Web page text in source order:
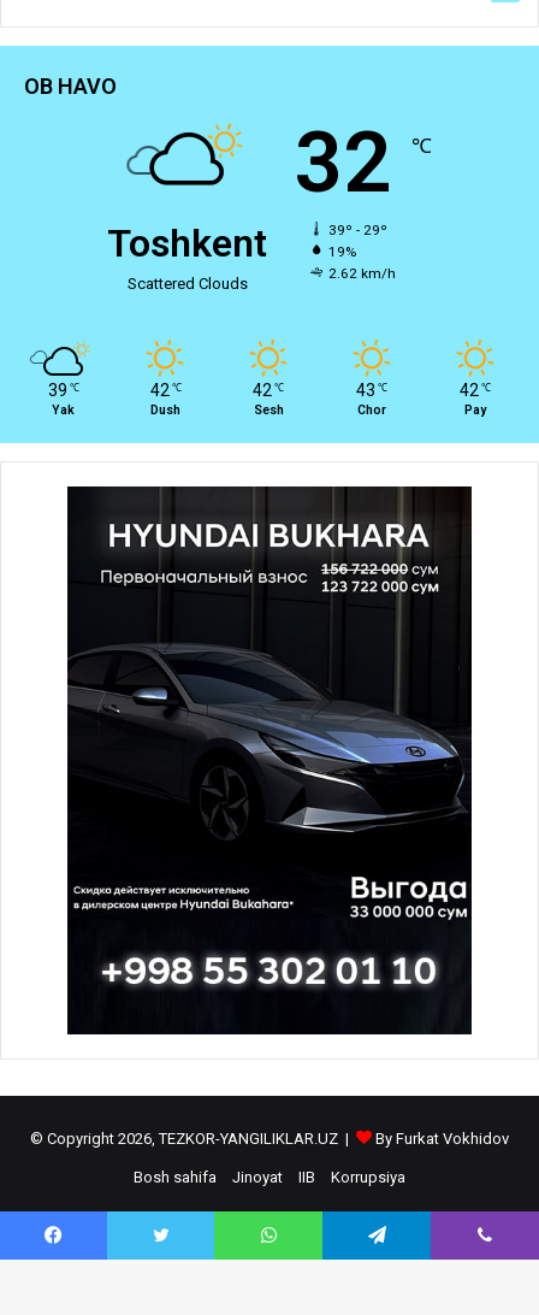
OB HAVO
Toshkent
Scattered Clouds
32 ℃
39º - 29º
19%
2.62 km/h
39 ℃
Yak
42 ℃
Dush
42 ℃
Sesh
43 ℃
Chor
42 ℃
Pay
© Copyright 2026, TEZKOR-YANGILIKLAR.UZ | By Furkat Vokhidov
Bosh sahifa Jinoyat IIB Korrupsiya
FacebookYouTubeInstagramTelegram
Facebook Twitter WhatsApp Telegram Viber